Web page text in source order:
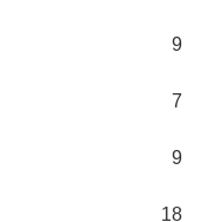
9
7
9
18